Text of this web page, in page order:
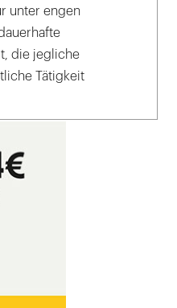
unter engen
die jegliche
Tätigkeit